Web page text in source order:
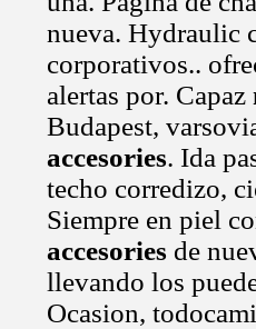
nueva. Hydraulic
corporativos..
alertas por. Capaz
Budapest,
accesories. Ida
techo corredizo,
Siempre en piel
accesories de
llevando los
Ocasion,